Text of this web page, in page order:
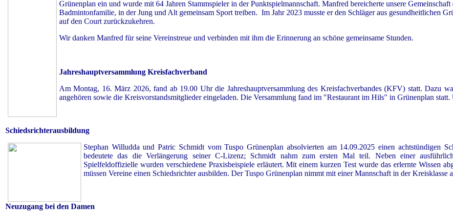
Grünenplan ein und wurde mit 64 Jahren Stammspieler in der Punktspielmannschaft. Manfred bereicherte unsere
Badmintonfamilie, in der Jung und Alt gemeinsam Sport treiben. Im Jahr 2023 musste er den Schläger aus gesundheitlichen
auf den Court zurückzukehren.
Wir danken Manfred für seine Vereinstreue und verbinden mit ihm die Erinnerung an schöne gemeinsame Stunden.
Jahreshauptversammlung Kreisfachverband
Am Montag, 16. März 2026, fand ab 19.00 Uhr die Jahreshauptversammlung des Kreisfachverbandes (KFV) statt. Dazu
angehören sowie die Kreisvorstandsmitglieder eingeladen. Die Versammlung fand im "Restaurant im Hils" in Grünenplan statt.
Schiedsrichterausbildung
Stephan Willudda und Patric Schmidt vom Tuspo Grünenplan absolvierten am 14.09.2025 einen achtstündigen
bedeutete das die Verlängerung seiner C-Lizenz; Schmidt nahm zum ersten Mal teil. Neben einer
Spielfeldoffizielle wurden verschiedene Praxisbeispiele erläutert. Mit einem kurzen Test wurde das erlernte Wissen
müssen Vereine einen Schiedsrichter ausbilden. Der Tuspo Grünenplan nimmt mit einer Mannschaft in der Kreisklasse
Neuzugang bei den Damen